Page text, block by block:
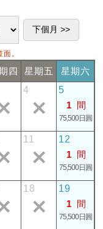
。
四 星期五
星期六
4
5
1 間
75,500日圓
11
12
1 間
75,500日圓
18
19
1 間
75,500日圓